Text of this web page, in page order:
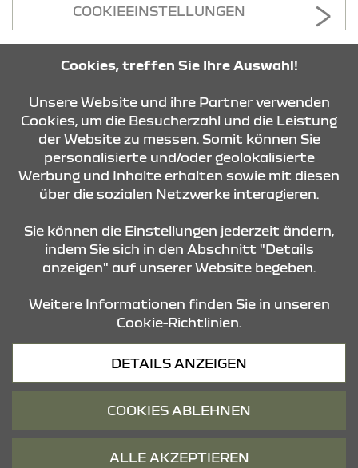
COOKIEEINSTELLUNGEN
KONTAKT & ANFAHRT
ÖFFNUNGSZEITEN
STANDORTE
Datenschutz
© 2026 Dacia
Cookies, treffen Sie Ihre Auswahl!
Unsere Website und ihre Partner verwenden
Cookies, um die Besucherzahl und die Leistung
der Website zu messen. Somit können Sie
personalisierte und/oder geolokalisierte
Werbung und Inhalte erhalten sowie mit diesen
über die sozialen Netzwerke interagieren.
Sie können die Einstellungen jederzeit ändern,
indem Sie sich in den Abschnitt "Details
anzeigen" auf unserer Website begeben.
Weitere Informationen finden Sie in unseren
Cookie-Richtlinien.
DETAILS ANZEIGEN
COOKIES ABLEHNEN
ALLE AKZEPTIEREN